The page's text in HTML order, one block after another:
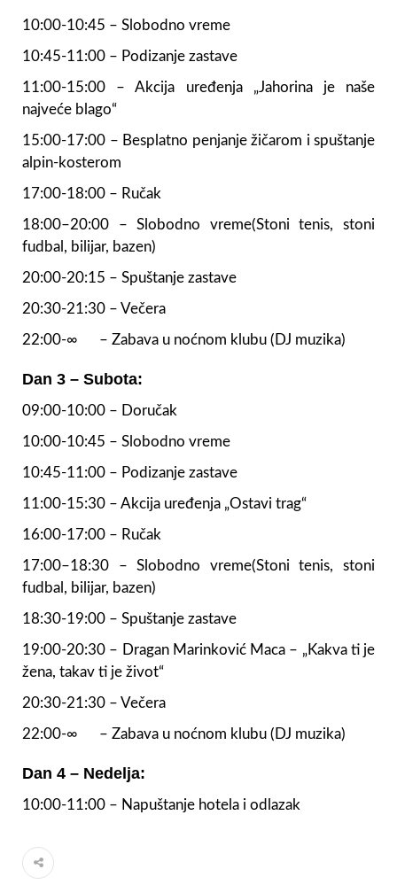
10:00-10:45 – Slobodno vreme
10:45-11:00 – Podizanje zastave
11:00-15:00 – Akcija uređenja „Jahorina je naše
najveće blago“
15:00-17:00 – Besplatno penjanje žičarom i spuštanje
alpin-kosterom
17:00-18:00 – Ručak
18:00–20:00 – Slobodno vreme(Stoni tenis, stoni
fudbal, bilijar, bazen)
20:00-20:15 – Spuštanje zastave
20:30-21:30 – Večera
22:00-∞ – Zabava u noćnom klubu (DJ muzika)
Dan 3 – Subota:
09:00-10:00 – Doručak
10:00-10:45 – Slobodno vreme
10:45-11:00 – Podizanje zastave
11:00-15:30 – Akcija uređenja „Ostavi trag“
16:00-17:00 – Ručak
17:00–18:30 – Slobodno vreme(Stoni tenis, stoni
fudbal, bilijar, bazen)
18:30-19:00 – Spuštanje zastave
19:00-20:30 – Dragan Marinković Maca – „Kakva ti je
žena, takav ti je život“
20:30-21:30 – Večera
22:00-∞ – Zabava u noćnom klubu (DJ muzika)
Dan 4 – Nedelja:
10:00-11:00 – Napuštanje hotela i odlazak